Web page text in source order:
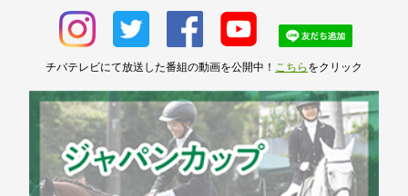
チバテレビにて放送した番組の動画を公開中！ こちら をクリック